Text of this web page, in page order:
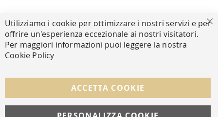
Facebook Instagram Whatsapp
Utilizziamo i cookie per ottimizzare i nostri servizi e per
offrire un'esperienza eccezionale ai nostri visitatori.
Per maggiori informazioni puoi leggere la nostra
Cookie Policy
ACCETTA COOKIE